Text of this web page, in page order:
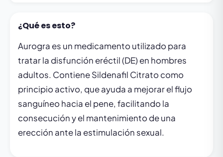
¿Qué es esto?
Aurogra es un medicamento utilizado para
tratar la disfunción eréctil (DE) en hombres
adultos. Contiene Sildenafil Citrato como
principio activo, que ayuda a mejorar el flujo
sanguíneo hacia el pene, facilitando la
consecución y el mantenimiento de una
erección ante la estimulación sexual.